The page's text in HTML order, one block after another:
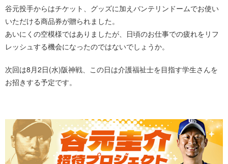
谷元投手からはチケット、グッズに加えバンテリンドームでお使い
いただける商品券が贈られました。
あいにくの空模様ではありましたが、日頃のお仕事での疲れをリフ
レッシュする機会になったのではないでしょうか。
次回は8月2日(水)阪神戦、この日は介護福祉士を目指す学生さんを
お招きする予定です。